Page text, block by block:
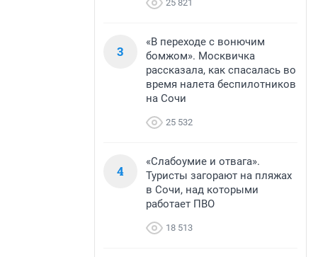
25 821
3
«В переходе с вонючим
бомжом». Москвичка
рассказала, как спасалась во
время налета беспилотников
на Сочи
25 532
4
«Слабоумие и отвага».
Туристы загорают на пляжах
в Сочи, над которыми
работает ПВО
18 513